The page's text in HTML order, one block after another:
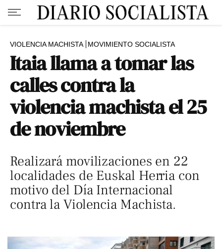
VIOLENCIA MACHISTA MOVIMIENTO SOCIALISTA
Itaia llama a tomar las
calles contra la
violencia machista el 25
de noviembre
Realizará movilizaciones en 22
localidades de Euskal Herria con
motivo del Día Internacional
contra la Violencia Machista.